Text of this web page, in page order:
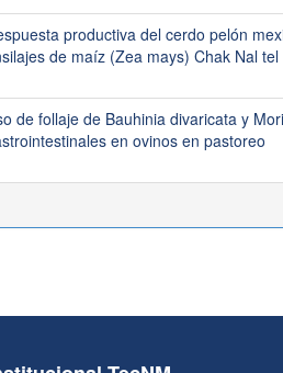
productiva del cerdo pelón
de maíz (Zea mays) Chak Nal
de follaje de Bauhinia divaricata y
en ovinos en pastoreo